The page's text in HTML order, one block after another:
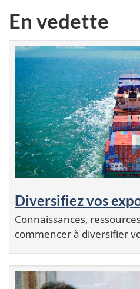
En vedette
Diversifiez vos
Connaissances,
commencer à diversifier